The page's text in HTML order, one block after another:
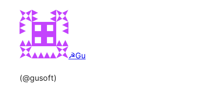
☭Gu
(@gusoft)